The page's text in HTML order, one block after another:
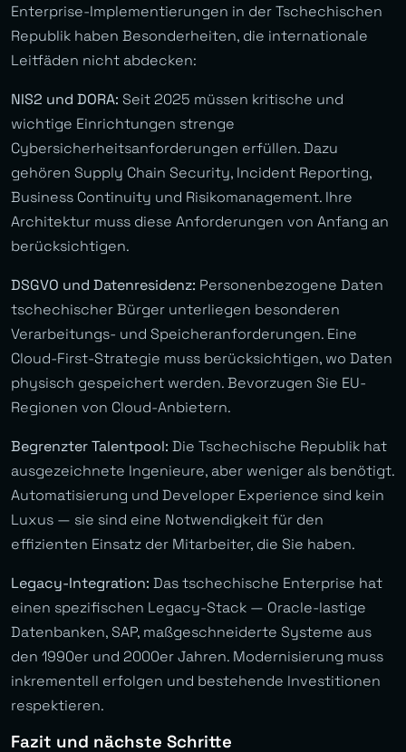
Enterprise-Implementierungen in der Tschechischen
Republik haben Besonderheiten, die internationale
Leitfäden nicht abdecken:
NIS2 und DORA: Seit 2025 müssen kritische und
wichtige Einrichtungen strenge
Cybersicherheitsanforderungen erfüllen. Dazu
gehören Supply Chain Security, Incident Reporting,
Business Continuity und Risikomanagement. Ihre
Architektur muss diese Anforderungen von Anfang an
berücksichtigen.
DSGVO und Datenresidenz: Personenbezogene Daten
tschechischer Bürger unterliegen besonderen
Verarbeitungs- und Speicheranforderungen. Eine
Cloud-First-Strategie muss berücksichtigen, wo Daten
physisch gespeichert werden. Bevorzugen Sie EU-
Regionen von Cloud-Anbietern.
Begrenzter Talentpool: Die Tschechische Republik hat
ausgezeichnete Ingenieure, aber weniger als benötigt.
Automatisierung und Developer Experience sind kein
Luxus — sie sind eine Notwendigkeit für den
effizienten Einsatz der Mitarbeiter, die Sie haben.
Legacy-Integration: Das tschechische Enterprise hat
einen spezifischen Legacy-Stack — Oracle-lastige
Datenbanken, SAP, maßgeschneiderte Systeme aus
den 1990er und 2000er Jahren. Modernisierung muss
inkrementell erfolgen und bestehende Investitionen
respektieren.
Fazit und nächste Schritte